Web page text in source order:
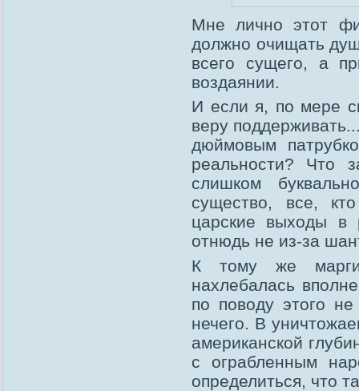
Мне лично этот
должно очищать
всего сущего, а
воздаянии.
И если я, по мере
веру
дюймовым
реальности? Что
слишком
существо, все,
царские выходы в
отнюдь не из-за
К тому же
нахлебалась
по поводу этого
нечего. В
американской
с ограбленным
определиться, что